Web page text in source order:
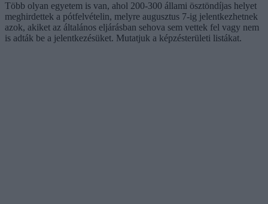
Több olyan egyetem is van, ahol 200-300 állami ösztöndíjas helyet
meghirdettek a pótfelvételin, melyre augusztus 7-ig jelentkezhetnek
azok, akiket az általános eljárásban sehova sem vettek fel vagy nem
is adták be a jelentkezésüket. Mutatjuk a képzésterületi listákat.